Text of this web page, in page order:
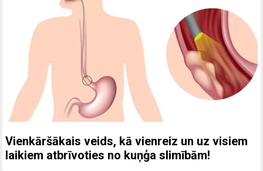
Vienkāršākais veids, kā vienreiz un uz visiem
laikiem atbrīvoties no kuņģa slimībām!